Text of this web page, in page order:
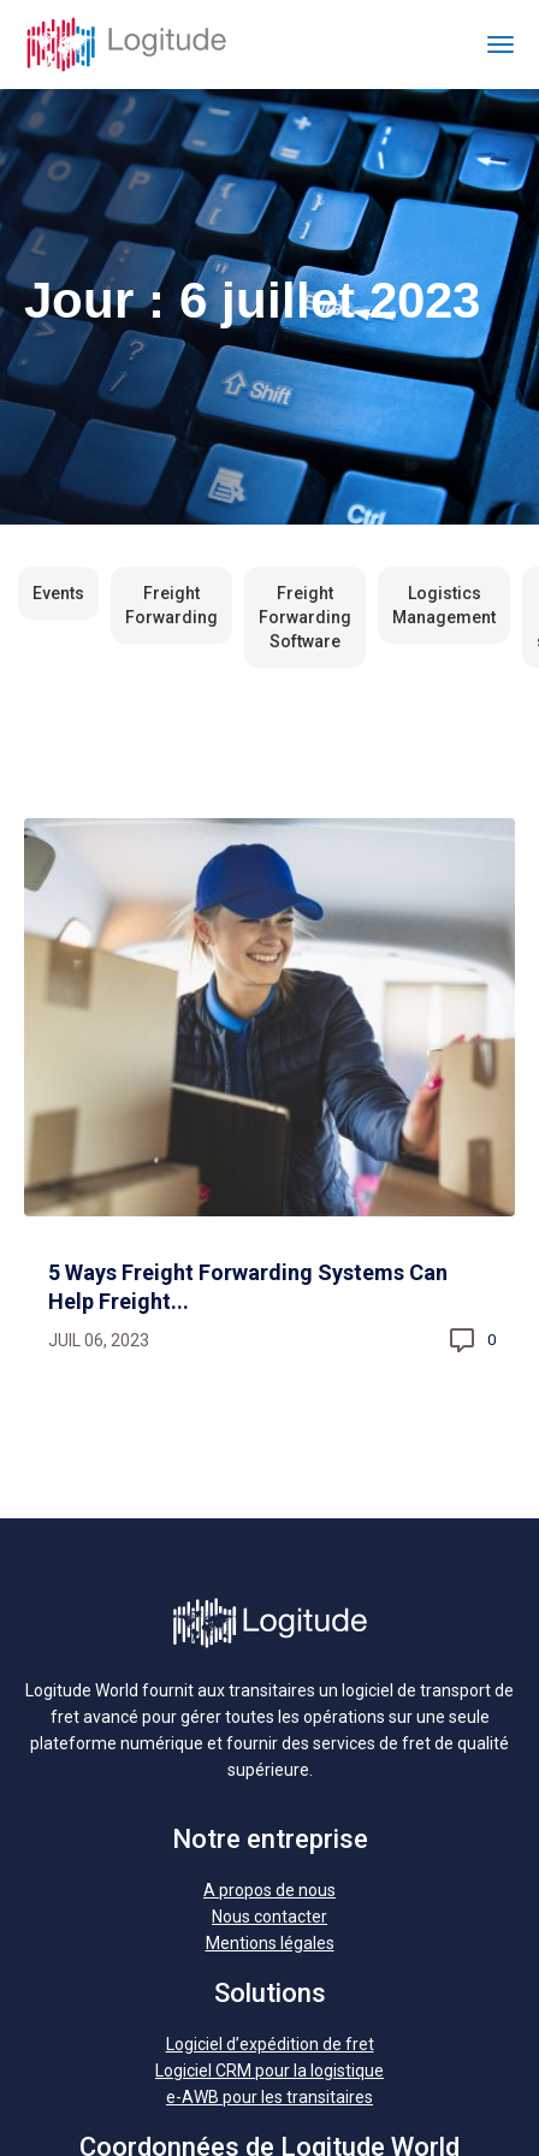
Jour :6 juillet 2023
Events
Freight
Forwarding
Freight
Forwarding
Software
Logistics
Management
5 Ways Freight Forwarding Systems Can
Help Freight...
JUIL 06, 2023 0
Logitude World fournit aux transitaires un logiciel de transport de
fret avancé pour gérer toutes les opérations sur une seule
plateforme numérique et fournir des services de fret de qualité
supérieure.
Notre entreprise
A propos de nous
Nous contacter
Mentions légales
Solutions
Logiciel d’expédition de fret
Logiciel CRM pour la logistique
e-AWB pour les transitaires
Coordonnées de Logitude World